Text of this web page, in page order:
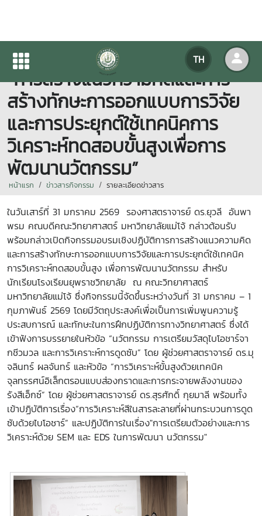
TH
กิจกรรมอบรมเชิงปฏิบัติการ
“การสร้างแนวความคิดและการ
สร้างทักษะการออกแบบการวิจัย
และการประยุกต์ใช้เทคนิคการ
วิเคราะห์ทดสอบขั้นสูงเพื่อการ
พัฒนานวัตกรรม”
หน้าแรก ข่าวสารกิจกรรม รายละเอียดข่าวสาร
ในวันเสาร์ที่ 31 มกราคม 2569 รองศาสตราจารย์ ดร.ยุวลี อันพา
พรม คณบดีคณะวิทยาศาสตร์ มหาวิทยาลัยแม่โจ้ กล่าวต้อนรับ
พร้อมกล่าวเปิดกิจกรรมอบรมเชิงปฏิบัติการการสร้างแนวความคิด
และการสร้างทักษะการออกแบบการวิจัยและการประยุกต์ใช้เทคนิค
การวิเคราะห์ทดสอบขั้นสูง เพื่อการพัฒนานวัตกรรม สำหรับ
นักเรียนโรงเรียนยุพราชวิทยาลัย ณ คณะวิทยาศาสตร์
มหาวิทยาลัยแม่โจ้ ซึ่งกิจกรรมนี้จัดขึ้นระหว่างวันที่ 31 มกราคม – 1
กุมภาพันธ์ 2569 โดยมีวัตถุประสงค์เพื่อเป็นการเพิ่มพูนความรู้
ประสบการณ์ และทักษะในการฝึกปฏิบัติการทางวิทยาศาสตร์ ซึ่งได้
เข้าฟังการบรรยายในหัวข้อ “นวัตกรรม การเตรียมวัสดุไบโอชาร์จา
กชีวมวล และการวิเคราะห์การดูดซับ” โดย ผู้ช่วยศาสตราจารย์ ดร.มุ
จลินทร์ ผลจันทร์ และหัวข้อ “การวิเคราะห์ขั้นสูงด้วยเทคนิค
จุลทรรศน์อิเล็กตรอนแบบส่องกราดและการกระจายพลังงานของ
รังสีเอ็กซ์” โดย ผู้ช่วยศาสตราจารย์ ดร.สุรศักดิ์ กุยมาลี พร้อมทั้ง
เข้าปฏิบัติการเรื่อง“การวิเคราะห์สีในสารละลายที่ผ่านกระบวนการดูด
ซับด้วยไบโอชาร์” และปฏิบัติการในเรื่อง"การเตรียมตัวอย่างและการ
วิเคราะห์ด้วย SEM และ EDS ในการพัฒนา นวัตกรรม"